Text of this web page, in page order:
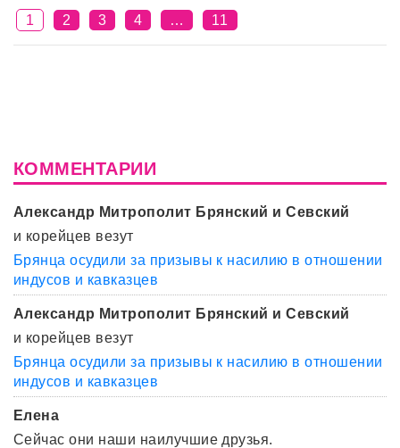
1 2 3 4 … 11
КОММЕНТАРИИ
Александр Митрополит Брянский и Севский
и корейцев везут
Брянца осудили за призывы к насилию в отношении
индусов и кавказцев
Александр Митрополит Брянский и Севский
и корейцев везут
Брянца осудили за призывы к насилию в отношении
индусов и кавказцев
Елена
Сейчас они наши наилучшие друзья.